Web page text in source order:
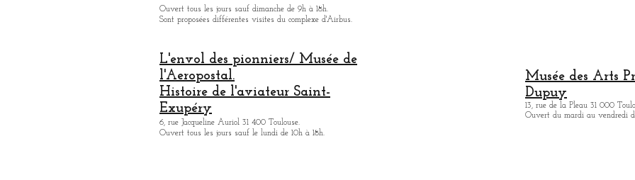
Ouvert tous les jours sauf dimanche de 9h à 18h.
Sont proposées différentes visites du complexe d'Airbus.
L'envol des pionniers/ Musée de
l'Aeropostal.
Histoire de l'aviateur Saint-
Exupéry
6, rue Jacqueline Auriol 31 400 Toulouse.
Ouvert tous les jours sauf le lundi de 10h à 18h.
Musée des Arts
Dupuy
13, rue de la Pleau 31 000
Ouvert du mardi au vendredi